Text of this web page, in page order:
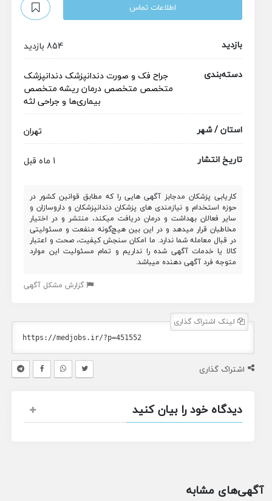
اطلاعات تماس
بازدید
854 بازدید
دسته‌بندی
جراح فک و صورتدندانپزشک دندانپزشک
متخصص متخصص درمان ریشه متخصص
بیماری‌ها و جراحی لثه
استان / شهر
تهران
تاریخ انتشار
1 ماه قبل
کاریابی پزشکان مدجابز آگهی هایی را که مطابق قوانین کشور در
حوزه استخدام و نیازمندی های پزشکان دندانپزشکان و داروسازان و
سایر فعالان بهداشت و درمان دریافت میکند، منتشر و در اختیار
مخاطبان قرار میدهد و در این بین هیچ‌گونه منفعت و مسئولیتی
در قبال معامله شما ندارد. ما امکان سنجش کیفیت، صحت و اعتبار
کالا یا خدمات آگهی شده را نداریم و تمام مسئولیت این موارد
متوجه فرد آگهی دهنده میباشد.
گزارش مشکل آگهی
لینک اشتراک گذاری
اشتراک گذاری
دیدگاه خود را بیان کنید
آگهی‌های مشابه